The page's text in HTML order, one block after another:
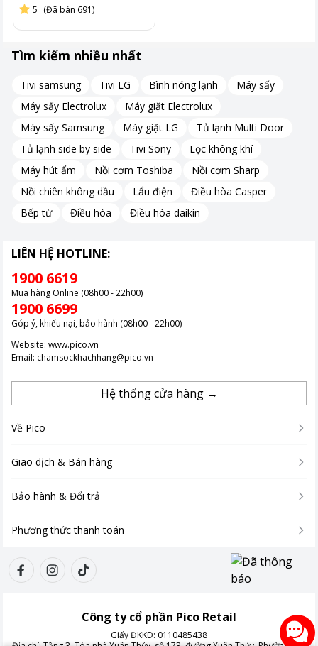
Với trang bị công nghệ làm lạnh đa chiều, phân tán hơi lạnh đến
mọi vị trí trong tủ. Dù cho thực phẩm đang được đặt ở vị trí nào
thì cũng tiếp cận đầy đủ hơi lạnh. Điều này giúp thực phẩm giữ
được sự tươi ngon và các chất dinh dưỡng trong khoảng thời
gian dài.
5 (Đã bán 691)
Tìm kiếm nhiều nhất
Tivi samsung Tivi LG Bình nóng lạnh
Máy sấy
Máy sấy Electrolux
Máy giặt Electrolux
Máy sấy Samsung
Máy giặt LG
Tủ lạnh Multi Door
Tủ lạnh side by side
Tivi Sony
Lọc không khí
Máy hút ẩm
Nồi cơm Toshiba
Nồi cơm Sharp
Nồi chiên không dầu
Lẩu điện
Điều hòa Casper
Bếp từ
Điều hòa Điều hòa daikin
LIÊN HỆ HOTLINE:
1900 6619
Mua hàng Online (08h00 - 22h00)
1900 6699
Góp ý, khiếu nại, bảo hành (08h00 - 22h00)
Website: www.pico.vn
Email: chamsockhachhang@pico.vn
Hệ thống cửa hàng →
Về Pico
Giao dịch & Bán hàng
Bảo hành & Đổi trả
Phương thức thanh toán
Công ty cổ phần Pico Retail
Giấy ĐKKD: 0110485438